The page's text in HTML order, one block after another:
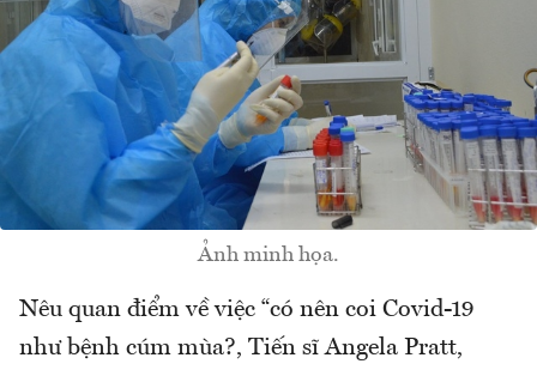
Ảnh minh họa.
Nêu quan điểm về việc “có nên coi Covid-19
như bệnh cúm mùa?, Tiến sĩ Angela Pratt,